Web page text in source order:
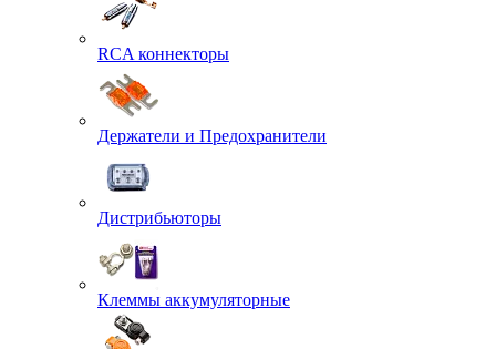
RCA коннекторы
Держатели и Предохранители
Дистрибьюторы
Клеммы аккумуляторные